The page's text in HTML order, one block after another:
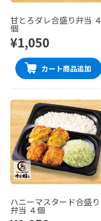
甘とろダレ合盛り弁当 ４
個
¥1,050
カート商品追加
ハニーマスタード合盛り
弁当 ４個